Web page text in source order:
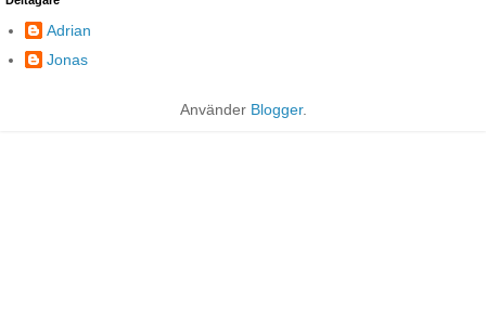
Adrian
Jonas
Använder Blogger.